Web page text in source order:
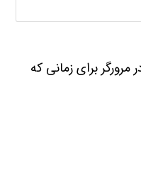
برای زمانی که